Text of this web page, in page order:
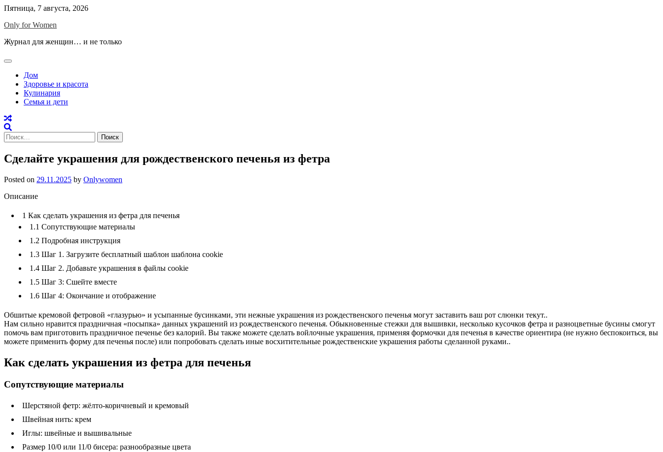
Skip
content
Пятница, 7 августа, 2026
Only for Women
Журнал для женщин… и не только
Дом
Здоровье и красота
Кулинария
Семья и дети
Найти:
Сделайте украшения для рождественского печенья из фетра
Posted on 29.11.2025 by Onlywomen
Описание
1 Как сделать украшения из фетра для печенья
1.1 Сопутствующие материалы
1.2 Подробная инструкция
1.3 Шаг 1. Загрузите бесплатный шаблон шаблона cookie
1.4 Шаг 2. Добавьте украшения в файлы cookie
1.5 Шаг 3: Сшейте вместе
1.6 Шаг 4: Окончание и отображение
Обшитые кремовой фетровой «глазурью» и усыпанные бусинками, эти нежные украшения из рождественского печенья могут заставить ваш рот слюнки текут..
Нам сильно нравится праздничная «посыпка» данных украшений из рождественского печенья. Обыкновенные стежки для вышивки, несколько кусочков фетра и разноцветные бусины смогут
помочь вам приготовить праздничное печенье без калорий. Вы также можете сделать войлочные украшения, применяя формочки для печенья в качестве ориентира (не нужно беспокоиться, вы
можете применить форму для печенья после) или попробовать сделать иные восхитительные рождественские украшения работы сделанной руками..
Как сделать украшения из фетра для печенья
Сопутствующие материалы
Шерстяной фетр: жёлто-коричневый и кремовый
Швейная нить: крем
Иглы: швейные и вышивальные
Размер 10/0 или 11/0 бисера: разнообразные цвета